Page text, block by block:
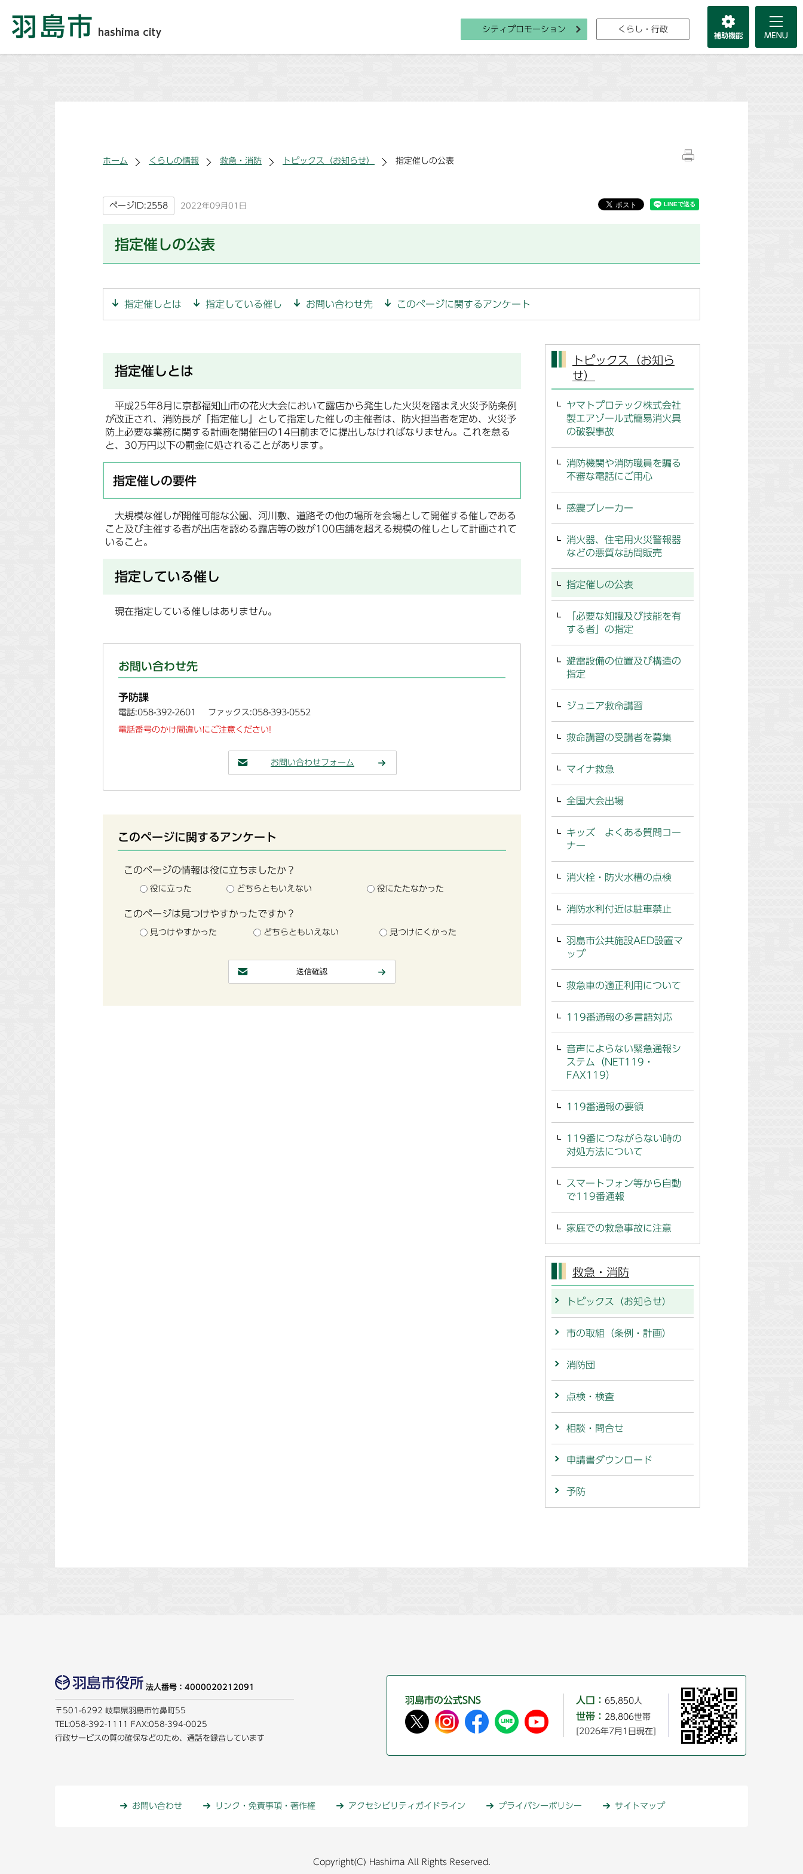
シティプロモーション くらし・行政
ホーム くらしの情報 救急・消防 トピックス（お知らせ） 指定催しの公表
ページID:2558 2022年09月01日
指定催しの公表
指定催しとは 指定している催し お問い合わせ先 このページに関するアンケート
指定催しとは
平成25年8月に京都福知山市の花火大会において露店から発生した火災を踏まえ火災予防条例
が改正され、消防長が「指定催し」として指定した催しの主催者は、防火担当者を定め、火災予
防上必要な業務に関する計画を開催日の14日前までに提出しなければなりません。これを怠る
と、30万円以下の罰金に処されることがあります。
指定催しの要件
大規模な催しが開催可能な公園、河川敷、道路その他の場所を会場として開催する催しである
こと及び主催する者が出店を認める露店等の数が100店舗を超える規模の催しとして計画されて
いること。
指定している催し
現在指定している催しはありません。
お問い合わせ先
予防課
電話:058-392-2601 ファックス:058-393-0552
電話番号のかけ間違いにご注意ください!
お問い合わせフォーム
このページに関するアンケート
このページの情報は役に立ちましたか？
役に立った どちらともいえない 役にたたなかった
このページは見つけやすかったですか？
見つけやすかった どちらともいえない 見つけにくかった
トピックス（お知ら
せ）
ヤマトプロテック株式会社
製エアゾール式簡易消火具
の破裂事故
消防機関や消防職員を騙る
不審な電話にご用心
感震ブレーカー
消火器、住宅用火災警報器
などの悪質な訪問販売
指定催しの公表
「必要な知識及び技能を有
する者」の指定
避雷設備の位置及び構造の
指定
ジュニア救命講習
救命講習の受講者を募集
マイナ救急
全国大会出場
キッズ よくある質問コー
ナー
消火栓・防火水槽の点検
消防水利付近は駐車禁止
羽島市公共施設AED設置マ
ップ
救急車の適正利用について
119番通報の多言語対応
音声によらない緊急通報シ
ステム（NET119・
FAX119）
119番通報の要領
119番につながらない時の
対処方法について
スマートフォン等から自動
で119番通報
家庭での救急事故に注意
救急・消防
トピックス（お知らせ）
市の取組（条例・計画）
消防団
点検・検査
相談・問合せ
申請書ダウンロード
予防
法人番号：4000020212091
〒501-6292 岐阜県羽島市竹鼻町55
TEL:058-392-1111
FAX:058-394-0025
行政サービスの質の確保などのため、通話を録音しています
羽島市の公式SNS 人口： 65,850人
世帯： 28,806世帯
[2026年7月1日現在]
お問い合わせ リンク・免責事項・著作権 アクセシビリティガイドライン プライバシーポリシー サイトマップ
Copyright(C) Hashima All Rights Reserved.